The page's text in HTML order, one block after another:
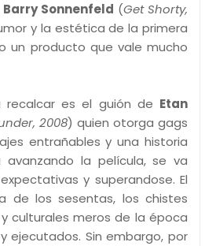
Barry Sonnenfeld (Get Shorty,
y la estética de la primera
un producto que vale mucho
recalcar es el guión de Etan
2008) quien otorga gags
entrañables y una historia
la película, se va
y superandose. El
de los sesentas, los chistes
culturales meros de la época
ejecutados. Sin embargo, por